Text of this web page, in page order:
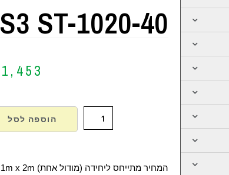
S3 ST-1020-40
1,453
הוספה לסל
המחיר מתייחס ליחידה (מודול אחת) 1m x 2m